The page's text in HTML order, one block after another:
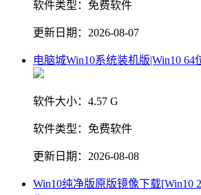
软件类型： 免费软件
更新日期： 2026-08-07
电脑城Win10系统装机版|Win10
软件大小： 4.57 G
软件类型： 免费软件
更新日期： 2026-08-08
Win10纯净版原版镜像下载[Win10